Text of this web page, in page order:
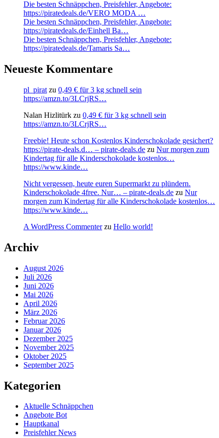
Die besten Schnäppchen, Preisfehler, Angebote:
https://piratedeals.de/VERO MODA …
Die besten Schnäppchen, Preisfehler, Angebote:
https://piratedeals.de/Einhell Ba…
Die besten Schnäppchen, Preisfehler, Angebote:
https://piratedeals.de/Tamaris Sa…
Neueste Kommentare
pl_pirat zu 0,49 € für 3 kg schnell sein
https://amzn.to/3LCrjRS…
Nalan Hizlitürk zu 0,49 € für 3 kg schnell sein
https://amzn.to/3LCrjRS…
Freebie! Heute schon Kostenlos Kinderschokolade gesichert?
https://pirate-deals.d… – pirate-deals.de zu Nur morgen zum
Kindertag für alle Kinderschokolade kostenlos…
https://www.kinde…
Nicht vergessen, heute euren Supermarkt zu plündern.
Kinderschokolade 4free. Nur… – pirate-deals.de zu Nur
morgen zum Kindertag für alle Kinderschokolade kostenlos…
https://www.kinde…
A WordPress Commenterzu Hello world!
Archiv
August 2026
Juli 2026
Juni 2026
Mai 2026
April 2026
März 2026
Februar 2026
Januar 2026
Dezember 2025
November 2025
Oktober 2025
September 2025
Kategorien
Aktuelle Schnäppchen
Angebote Bot
Hauptkanal
Preisfehler News